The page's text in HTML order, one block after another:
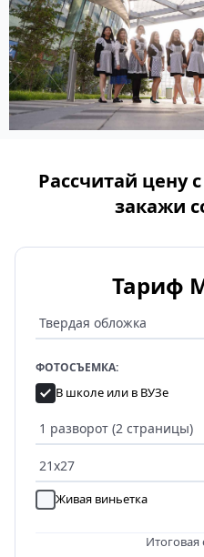
Рассчитай цену
закажи
Тариф
ФОТОСЪЕМКА:
В школе или в ВУЗе
Живая виньетка
Итоговая